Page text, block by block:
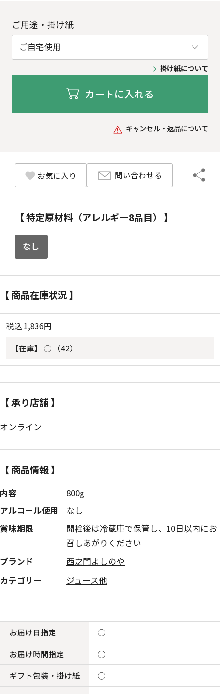
ご用途・掛け紙
掛け紙について
カートに入れる
キャンセル・返品について
お気に入り 問い合わせる
【 特定原材料（アレルギー8品目） 】
なし
【 商品在庫状況 】
税込 1,836円
【在庫】 ◯ （42）
【 承り店舗 】
オンライン
【 商品情報 】
内容
800g
アルコール使用
なし
賞味期限
開栓後は冷蔵庫で保管し、10日以内にお
召しあがりください
ブランド
西之門よしのや
カテゴリー
ジュース他
お届け日指定
◯
お届け時間指定
◯
ギフト包装・掛け紙
◯